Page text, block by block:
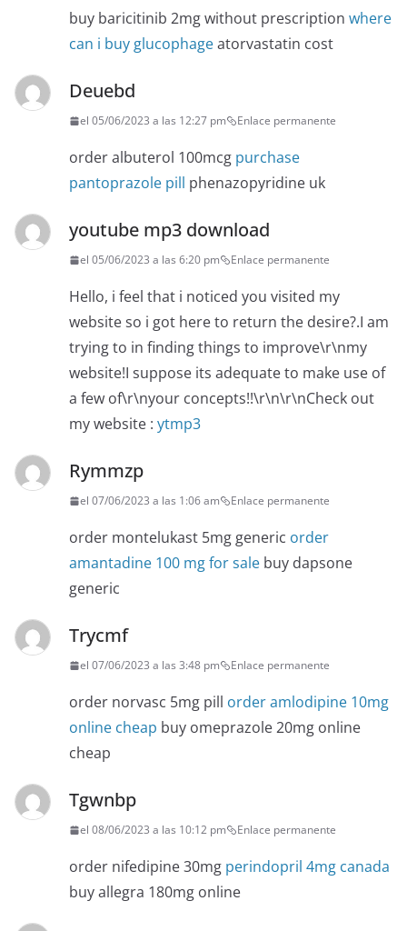
buy baricitinib 2mg without prescription where
can i buy glucophageatorvastatin cost
Deuebd
el 05/06/2023 a las 12:27 pm Enlace permanente
order albuterol 100mcg purchase
pantoprazole pill phenazopyridine uk
youtube mp3 download
el 05/06/2023 a las 6:20 pm Enlace permanente
Hello, i feel that i noticed you visited my
website so i got here to return the desire?.I am
trying to in finding things to improve\r\nmy
website!I suppose its adequate to make use of
a few of\r\nyour concepts!!\r\n\r\nCheck out
my website : ytmp3
Rymmzp
el 07/06/2023 a las 1:06 am Enlace permanente
order montelukast 5mg generic order
amantadine 100 mg for sale buy dapsone
generic
Trycmf
el 07/06/2023 a las 3:48 pm Enlace permanente
order norvasc 5mg pill order amlodipine 10mg
online cheap buy omeprazole 20mg online
cheap
Tgwnbp
el 08/06/2023 a las 10:12 pm Enlace permanente
order nifedipine 30mg perindopril 4mg canada
buy allegra 180mg online